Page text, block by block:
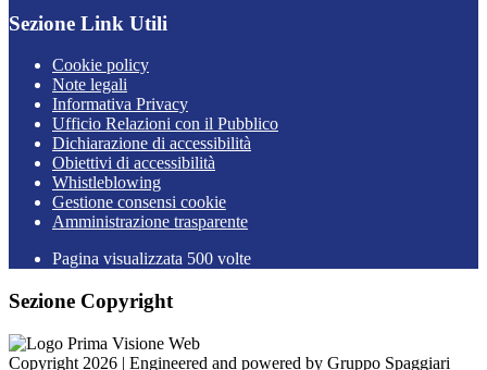
Sezione Link Utili
Cookie policy
Note legali
Informativa Privacy
Ufficio Relazioni con il Pubblico
Dichiarazione di accessibilità
Obiettivi di accessibilità
Whistleblowing
Gestione consensi cookie
Amministrazione trasparente
Pagina visualizzata 500 volte
Sezione Copyright
Copyright 2026 | Engineered and powered by Gruppo Spaggiari